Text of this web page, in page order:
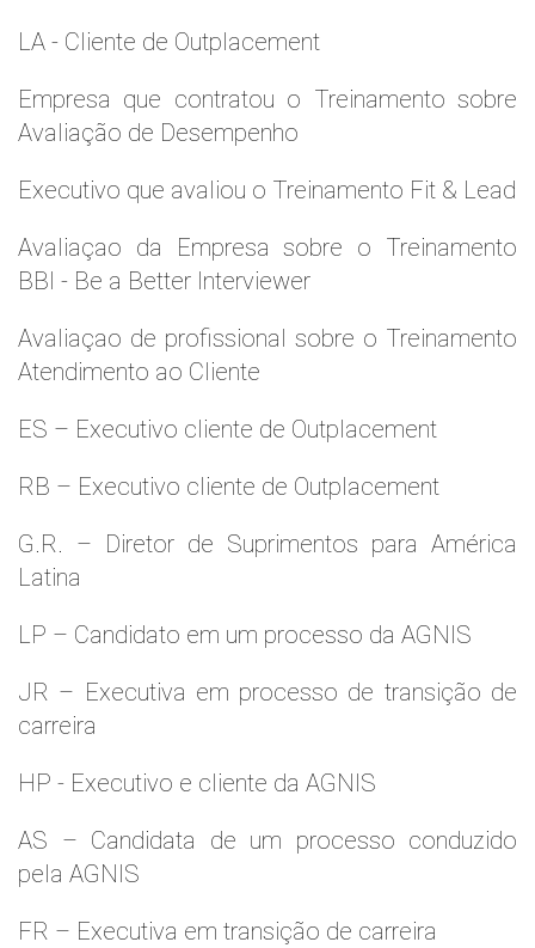
LA - Cliente de Outplacement
Empresa que contratou o Treinamento sobre
Avaliação de Desempenho
Executivo que avaliou o Treinamento Fit & Lead
Avaliaçao da Empresa sobre o Treinamento
BBI - Be a Better Interviewer
Avaliaçao de profissional sobre o Treinamento
Atendimento ao Cliente
ES – Executivo cliente de Outplacement
RB – Executivo cliente de Outplacement
G.R. – Diretor de Suprimentos para América
Latina
LP – Candidato em um processo da AGNIS
JR – Executiva em processo de transição de
carreira
HP - Executivo e cliente da AGNIS
AS – Candidata de um processo conduzido
pela AGNIS
FR – Executiva em transição de carreira